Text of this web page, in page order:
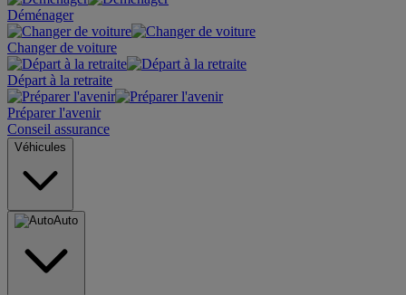
Déménager
Changer de voiture
Départ à la retraite
Préparer l'avenir
Conseil assurance
Véhicules
Auto